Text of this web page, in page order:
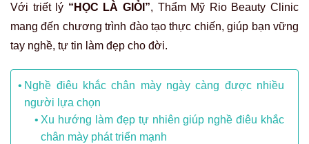
Với triết lý “HỌC LÀ GIỎI”, Thẩm Mỹ Rio Beauty Clinic
mang đến chương trình đào tạo thực chiến, giúp bạn vững
tay nghề, tự tin làm đẹp cho đời.
Nghề điêu khắc chân mày ngày càng được nhiều
người lựa chọn
Xu hướng làm đẹp tự nhiên giúp nghề điêu khắc
chân mày phát triển mạnh